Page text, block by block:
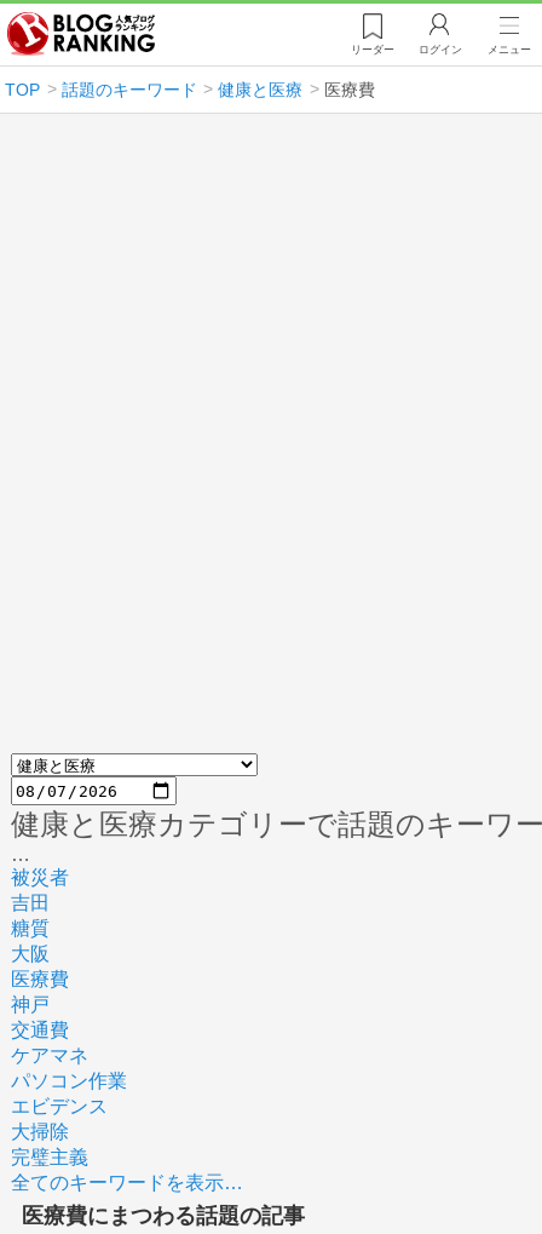
リーダー ログイン メニュー
TOP 話題のキーワード 健康と医療 医療費
健康と医療カテゴリーで話題のキーワ
…
被災者
吉田
糖質
大阪
医療費
神戸
交通費
ケアマネ
パソコン作業
エビデンス
大掃除
完璧主義
全てのキーワードを表示…
医療費にまつわる話題の記事